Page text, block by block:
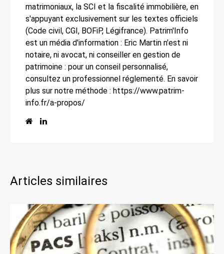
matrimoniaux, la SCI et la fiscalité immobilière, en
s'appuyant exclusivement sur les textes officiels
(Code civil, CGI, BOFiP, Légifrance). Patrim'Info
est un média d'information : Eric Martin n'est ni
notaire, ni avocat, ni conseiller en gestion de
patrimoine : pour un conseil personnalisé,
consultez un professionnel réglementé. En savoir
plus sur notre méthode : https://www.patrim-
info.fr/a-propos/
Articles similaires